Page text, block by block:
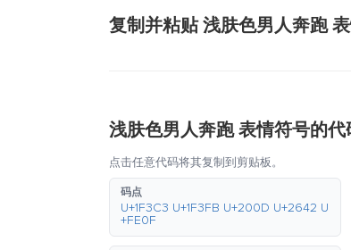
复制并粘贴 浅肤色男人奔跑 表
浅肤色男人奔跑 表情符号的代
点击任意代码将其复制到剪贴板。
码点
U+1F3C3 U+1F3FB U+200D U+2642 U
+FE0F